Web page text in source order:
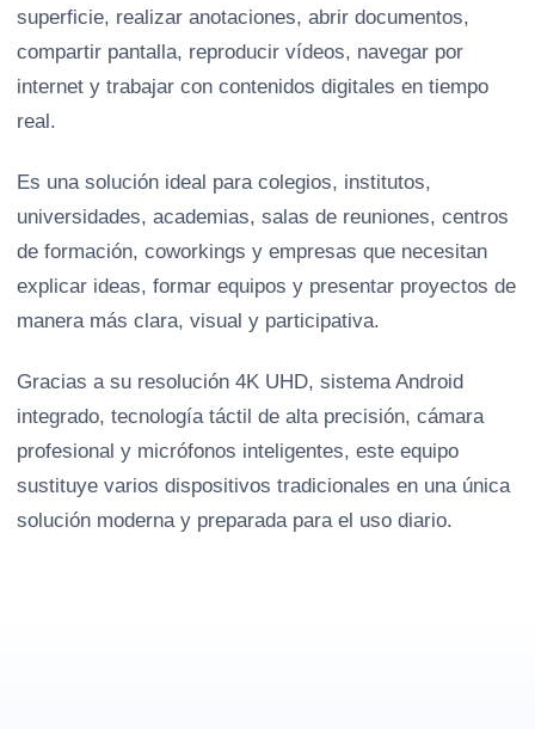
superficie, realizar anotaciones, abrir documentos,
compartir pantalla, reproducir vídeos, navegar por
internet y trabajar con contenidos digitales en tiempo
real.
Es una solución ideal para colegios, institutos,
universidades, academias, salas de reuniones, centros
de formación, coworkings y empresas que necesitan
explicar ideas, formar equipos y presentar proyectos de
manera más clara, visual y participativa.
Gracias a su resolución 4K UHD, sistema Android
integrado, tecnología táctil de alta precisión, cámara
profesional y micrófonos inteligentes, este equipo
sustituye varios dispositivos tradicionales en una única
solución moderna y preparada para el uso diario.